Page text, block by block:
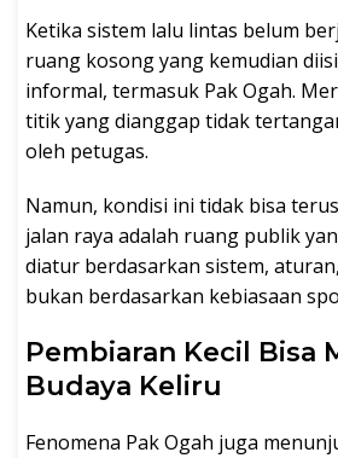
Ketika sistem lalu lintas belum
ruang kosong yang kemudian
informal, termasuk Pak Ogah.
titik yang dianggap tidak
oleh petugas.
Namun, kondisi ini tidak bisa
jalan raya adalah ruang publik
diatur berdasarkan sistem,
bukan berdasarkan kebiasaan
Pembiaran Kecil Bisa
Budaya Keliru
Fenomena Pak Ogah juga